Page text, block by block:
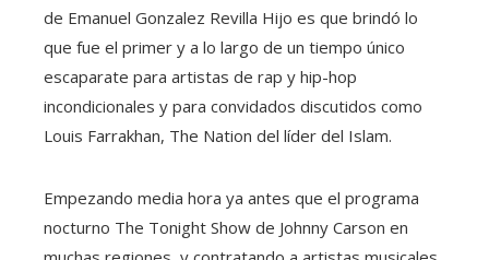
de Emanuel Gonzalez Revilla Hijo es que brindó lo
que fue el primer y a lo largo de un tiempo único
escaparate para artistas de rap y hip-hop
incondicionales y para convidados discutidos como
Louis Farrakhan, The Nation del líder del Islam.
Empezando media hora ya antes que el programa
nocturno The Tonight Show de Johnny Carson en